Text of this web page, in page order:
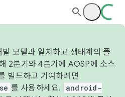
모델과 일치하고 생태계의 플
2분기와 4분기에 AOSP에 소스
빌드하고 기여하려면
를 사용하세요.
android-